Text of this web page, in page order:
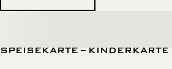
SPEISEKARTE – KINDERKARTE